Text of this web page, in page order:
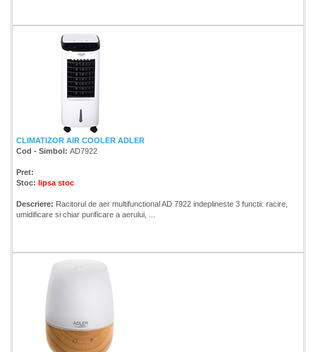
CLIMATIZOR AIR COOLER ADLER
Cod - Simbol: AD7922
Pret:
Stoc: lipsa stoc
Descriere: Racitorul de aer multifunctional AD 7922 indeplineste 3 functii: racire,
umidificare si chiar purificare a aerului, ...